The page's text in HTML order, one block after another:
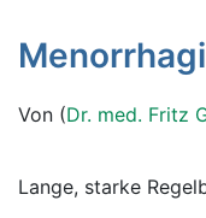
Symptome
Untersuchungen
News
Von (Dr. med. Fritz
Lange, starke